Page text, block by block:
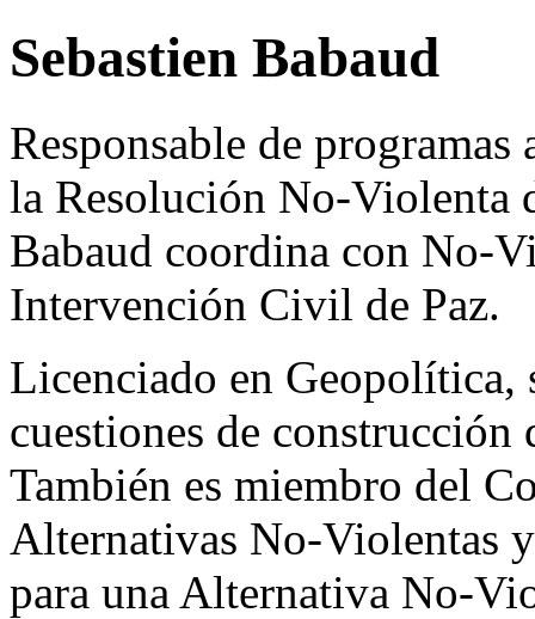
Sebastien Babaud
Responsable de
la Resolución No-Violenta
Babaud coordina con No-
Intervención Civil de Paz.
Licenciado en Geopolítica,
cuestiones de
También es miembro del
Alternativas No-Violentas
para una Alternativa No-